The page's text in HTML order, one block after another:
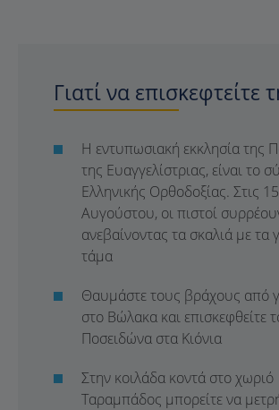
Γιατί να επισκεφτείτε
Η εντυπωσιακή εκκλησία της
της Ευαγγελίστριας, είναι το
Ελληνικής Ορθοδοξίας. Στις 15
Αυγούστου, οι πιστοί
ανεβαίνοντας τα σκαλιά με τα
τάμα
Θαυμάστε τους βράχους από
στο Βώλακα και επισκεφθείτε
Ποσειδώνα στα Κιόνια
Στην κοιλάδα κοντά στο χωριό
Ταραμπάδος μπορείτε να